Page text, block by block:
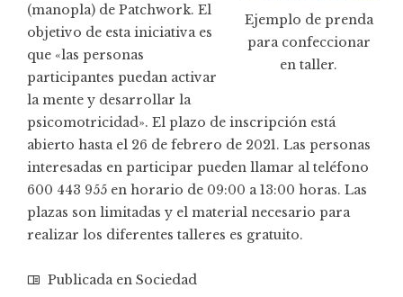
Ejemplo de prenda
para confeccionar
en taller.
(manopla) de Patchwork. El
objetivo de esta iniciativa es
que «las personas
participantes puedan activar
la mente y desarrollar la
psicomotricidad». El plazo de inscripción está
abierto hasta el 26 de febrero de 2021. Las personas
interesadas en participar pueden llamar al teléfono
600 443 955 en horario de 09:00 a 13:00 horas. Las
plazas son limitadas y el material necesario para
realizar los diferentes talleres es gratuito.
Publicada en Sociedad